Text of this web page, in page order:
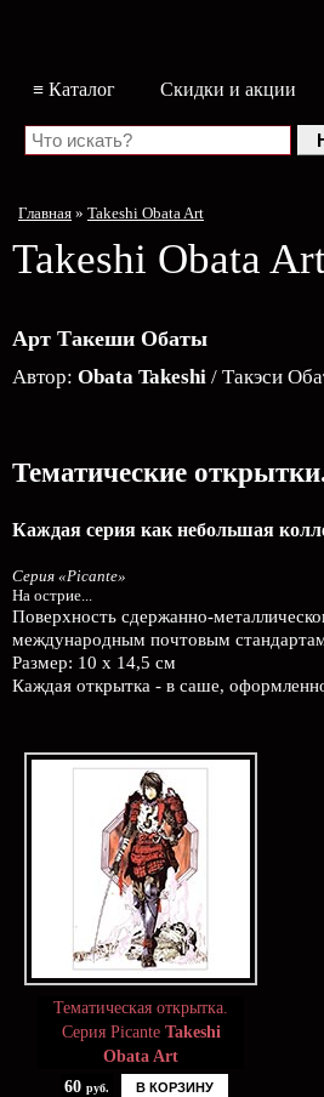
≡ Каталог Скидки и акции
Главная » Takeshi Obata Art
Takeshi Obata
Арт Такеши Обаты
Автор: Obata Takeshi / Такэси
Тематические
Каждая серия как небольшая
Серия «Picante»
На острие...
Поверхность сдержанно-
международным почтовым
Размер: 10 х 14,5 см
Каждая открытка - в саше,
Тематическая открытка.
Серия Picante Takeshi
Obata Art
60 руб. В КОРЗИНУ